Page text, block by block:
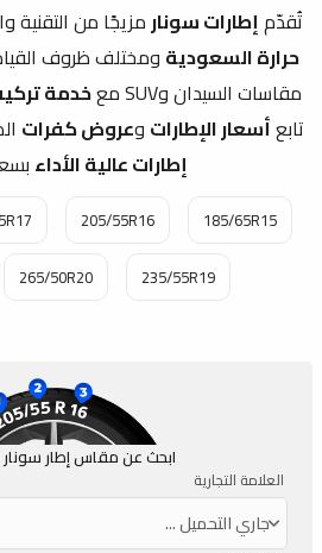
تُقدّم إطارات سونار مزيجًا من التقنية
حرارة السعودية ومختلف ظروف
مقاسات السيدان وSUV مع
خدمة
تابعأسعار الإطارات وعروض كفرات
إطارات عالية الأداء
185/65R15
205/55R16
235/55R19
265/50R20
ابحث عن مقاس إطار
العلامة التجارية